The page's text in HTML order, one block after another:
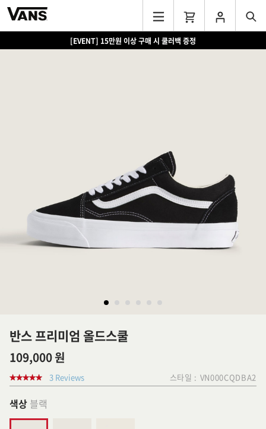
[EVENT] 15만원 이상 구매 시 쿨러백 증정
반스 프리미엄 올드스쿨
109,000 원
3 Reviews 스타일 : VN000CQDBA2
색상 블랙